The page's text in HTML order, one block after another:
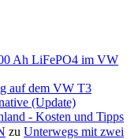
Ah LiFePO4 im VW
auf dem VW T3
(Update)
- Kosten und Tipps
zu Unterwegs mit zwei